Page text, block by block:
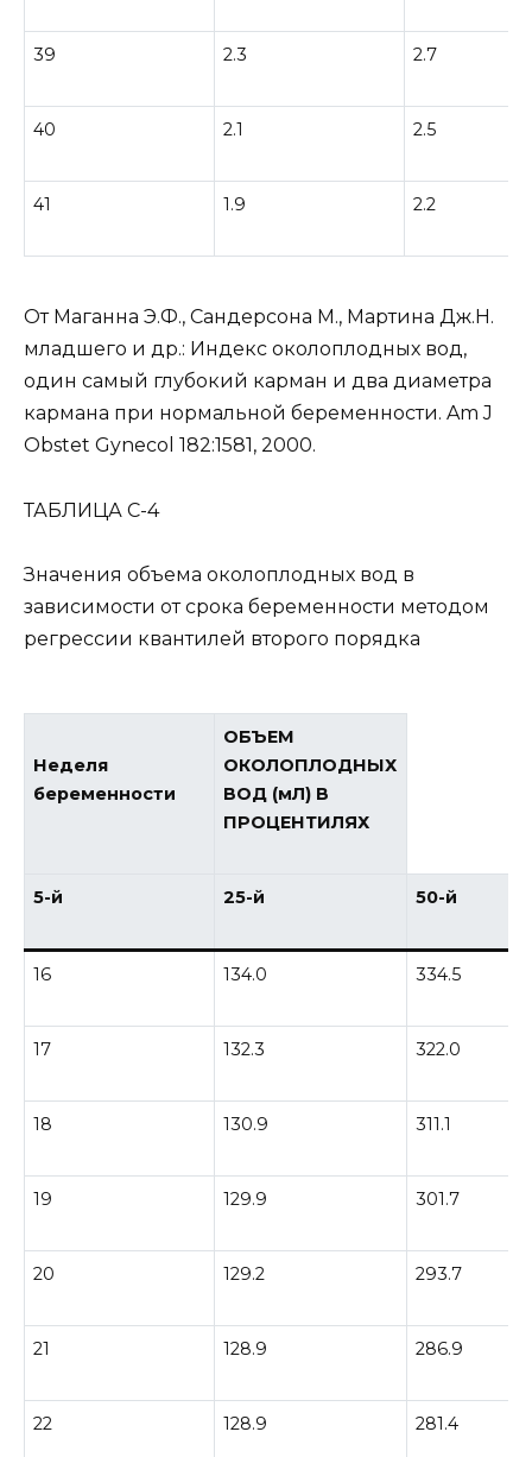
39 2.3 2.7
40 2.1 2.5
41 1.9 2.2
От Маганна Э.Ф., Сандерсона М., Мартина Дж.Н.
младшего и др.: Индекс околоплодных вод,
один самый глубокий карман и два диаметра
кармана при нормальной беременности. Am J
Obstet Gynecol 182:1581, 2000.
ТАБЛИЦА С-4
Значения объема околоплодных вод в
зависимости от срока беременности методом
регрессии квантилей второго порядка
Неделя
беременности
ОБЪЕМ
ОКОЛОПЛОДНЫХ
ВОД (мЛ) В
ПРОЦЕНТИЛЯХ
5-й 25-й 50-й
16 134.0 334.5
17 132.3 322.0
18 130.9 311.1
19 129.9 301.7
20 129.2 293.7
21 128.9 286.9
22 128.9 281.4